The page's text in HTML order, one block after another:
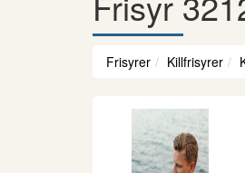
Frisyrer Killfrisyrer